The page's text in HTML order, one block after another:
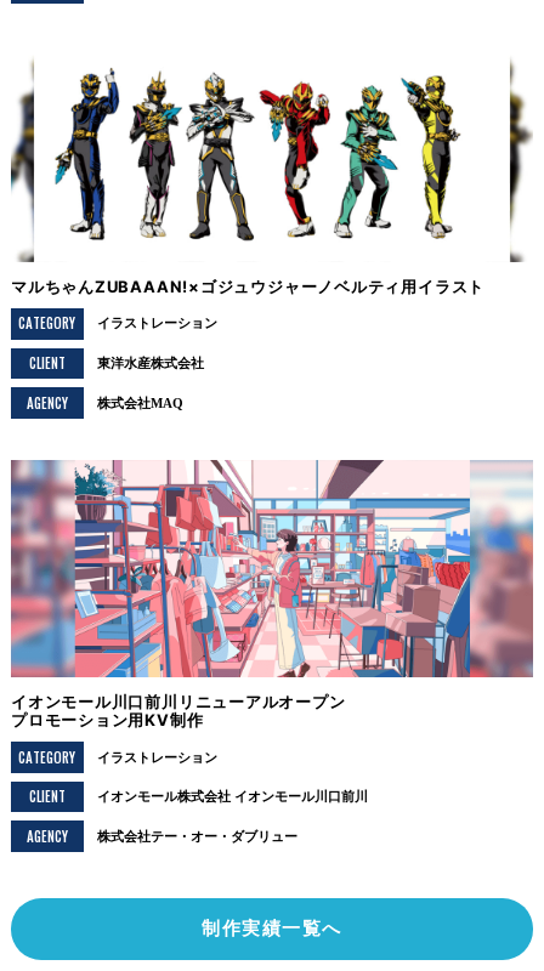
マルちゃんZUBAAAN!×ゴジュウジャーノベルティ用イラスト
CATEGORY
イラストレーション
CLIENT 東洋水産株式会社
AGENCY 株式会社MAQ
イオンモール川口前川リニューアルオープン
プロモーション用KV制作
CATEGORY
イラストレーション
CLIENT イオンモール株式会社 イオンモール川口前川
AGENCY 株式会社テー・オー・ダブリュー
制作実績一覧へ